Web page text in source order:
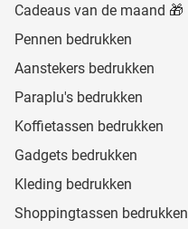
Cadeaus van de maand 🎁
Pennen bedrukken
Aanstekers bedrukken
Paraplu's bedrukken
Koffietassen bedrukken
Gadgets bedrukken
Kleding bedrukken
Shoppingtassen bedrukken